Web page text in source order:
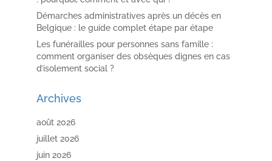
Démarches administratives après un décès en
Belgique : le guide complet étape par étape
Les funérailles pour personnes sans famille :
comment organiser des obsèques dignes en cas
d’isolement social ?
Archives
août 2026
juillet 2026
juin 2026